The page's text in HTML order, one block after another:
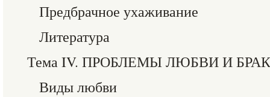
Предбрачное ухаживание
Литература
Тема IV. ПРОБЛЕМЫ ЛЮБВИ И
Виды любви